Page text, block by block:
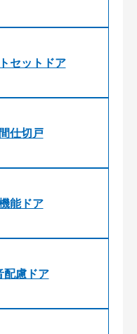
セットドア
仕切戸
能ドア
慮ドア